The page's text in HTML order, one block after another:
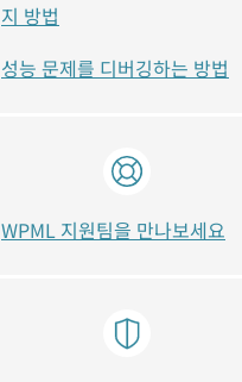
지 방법
성능 문제를 디버깅하는 방법
WPML 지원팀을 만나보세요